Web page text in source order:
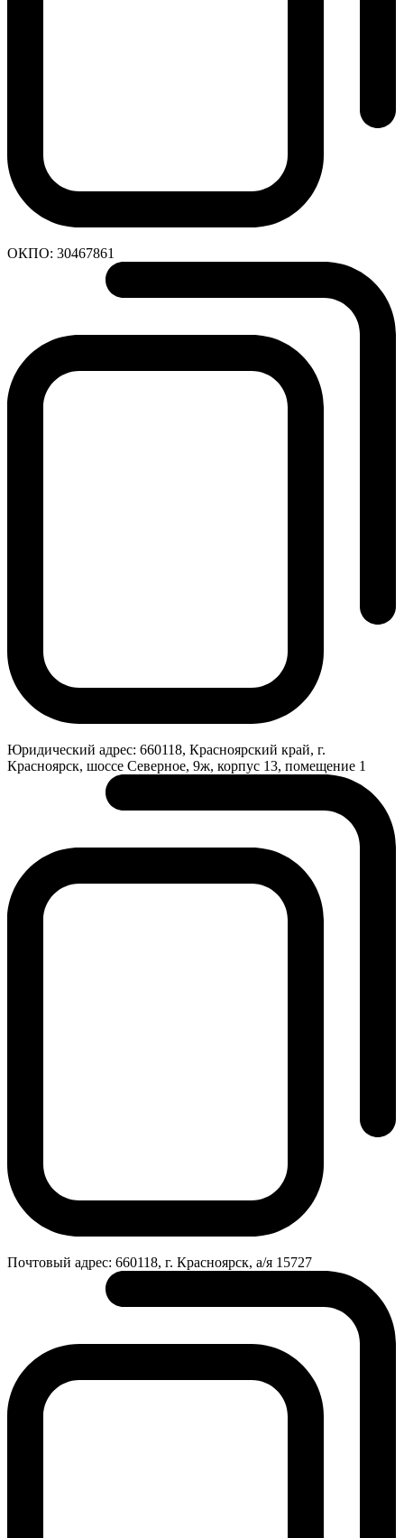
ОКПО: 30467861
Юридический адрес: 660118, Красноярский край, г.
Красноярск, шоссе Северное, 9ж, корпус 13, помещение 1
Почтовый адрес: 660118, г. Красноярск, а/я 15727